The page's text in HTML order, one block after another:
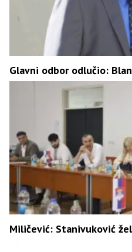
Glavni odbor odlučio:
Miličević: Stanivuković